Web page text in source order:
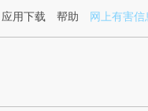
FjEOEr1f](https://
应用下载 帮助 网上有害